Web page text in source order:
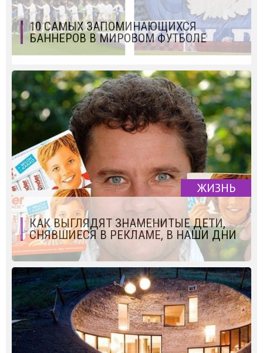
10 САМЫХ ЗАПОМИНАЮЩИХСЯ
БАННЕРОВ В МИРОВОМ ФУТБОЛЕ
ЖИЗНЬ
КАК ВЫГЛЯДЯТ ЗНАМЕНИТЫЕ ДЕТИ,
СНЯВШИЕСЯ В РЕКЛАМЕ, В НАШИ ДНИ